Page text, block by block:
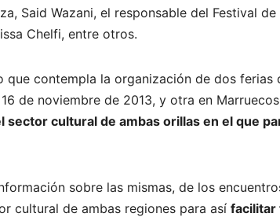
Said Wazani, el responsable del Festival
Chelfi, entre otros.
contempla la organización de dos ferias
de noviembre de 2013, y otra en
cultural de ambas orillas en el que
sobre las mismas, de los
cultural de ambas regiones para así facilitar